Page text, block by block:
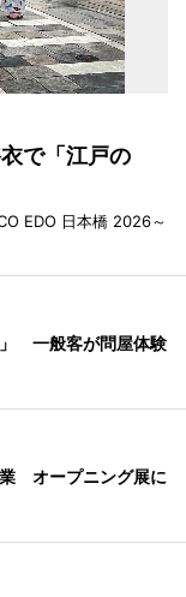
で「江戸の
EDO 日本橋 2026～
一般客が問屋体験
オープニング展に